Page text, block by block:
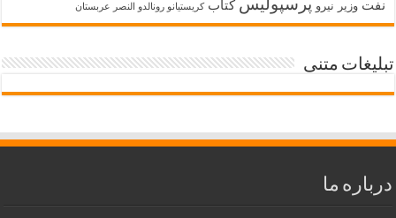
نفت وزیر نیرو کتاب کریستیانو رونالدو النصر عربستان
تبلیغات متنی
درباره ما